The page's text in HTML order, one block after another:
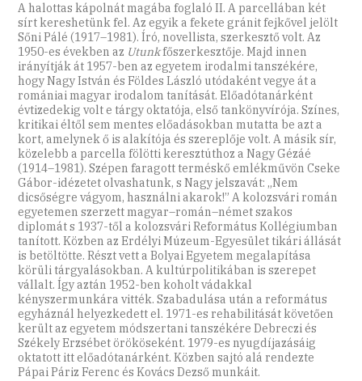
A halottas kápolnát magába foglaló II. A parcellában két
sírt kereshetünk fel. Az egyik a fekete gránit fejkővel jelölt
Sőni Pálé (1917–1981). Író, novellista, szerkesztő volt. Az
1950-es években az Utunkfőszerkesztője. Majd innen
irányítják át 1957-ben az egyetem irodalmi tanszékére,
hogy Nagy István és Földes László utódaként vegye át a
romániai magyar irodalom tanítását. Előadótanárként
évtizedekig volt e tárgy oktatója, első tankönyvírója. Színes,
kritikai éltől sem mentes előadásokban mutatta be azt a
kort, amelynek ő is alakítója és szereplője volt. A másik sír,
közelebb a parcella fölötti keresztúthoz a Nagy Gézáé
(1914–1981). Szépen faragott terméskő emlékművön Cseke
Gábor-idézetet olvashatunk, s Nagy jelszavát: „Nem
dicsőségre vágyom, használni akarok!” A kolozsvári román
egyetemen szerzett magyar–román–német szakos
diplomát s 1937-től a kolozsvári Református Kollégiumban
tanított. Közben az Erdélyi Múzeum-Egyesület tikári állását
is betöltötte. Részt vett a Bolyai Egyetem megalapítása
körüli tárgyalásokban. A kultúrpolitikában is szerepet
vállalt. Így aztán 1952-ben koholt vádakkal
kényszermunkára vitték. Szabadulása után a református
egyháznál helyezkedett el. 1971-es rehabilitását követően
került az egyetem módszertani tanszékére Debreczi és
Székely Erzsébet örököseként. 1979-es nyugdíjazásáig
oktatott itt előadótanárként. Közben sajtó alá rendezte
Pápai Páriz Ferenc és Kovács Dezső munkáit.